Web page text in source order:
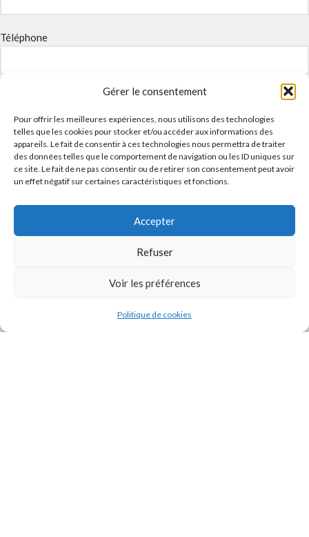
Gérer le consentement
Pour offrir les meilleures expériences, nous utilisons des technologies
telles que les cookies pour stocker et/ou accéder aux informations des
appareils. Le fait de consentir à ces technologies nous permettra de traiter
des données telles que le comportement de navigation ou les ID uniques sur
ce site. Le fait de ne pas consentir ou de retirer son consentement peut avoir
un effet négatif sur certaines caractéristiques et fonctions.
Accepter
Refuser
Voir les préférences
Politique de cookies
Téléphone
Message
Politique de confidentialitéde ce site.